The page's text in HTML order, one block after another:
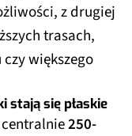
z drugiej
trasach,
większego
stają się płaskie
250-